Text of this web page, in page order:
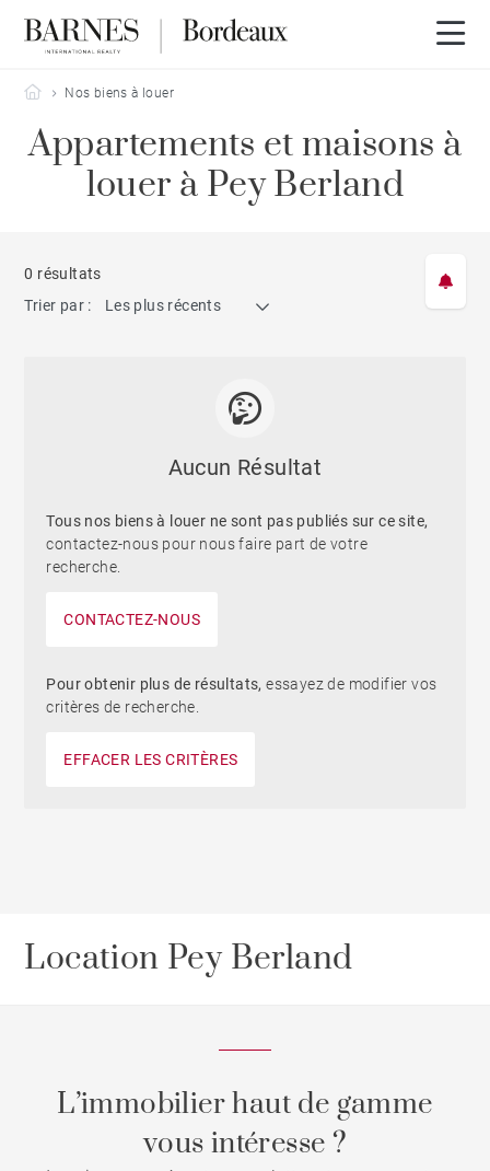
Barnes Bordeaux
Nos biens à louer
Appartements et maisons à
louer à Pey Berland
0 résultats
Trier par :
Les plus récents
Aucun Résultat
Tous nos biens à louer ne sont pas publiés sur ce site,
contactez-nous pour nous faire part de votre
recherche.
CONTACTEZ-NOUS
Pour obtenir plus de résultats,essayez de modifier vos
critères de recherche.
EFFACER LES CRITÈRES
Location Pey Berland
L’immobilier haut de gamme
vous intéresse ?